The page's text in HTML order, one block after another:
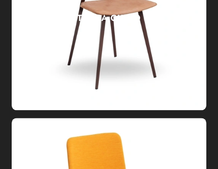
TOSCA CUOIO